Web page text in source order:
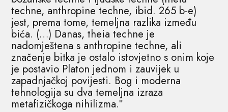
techne, anthropine techne, ibid. 265 b-e)
jest, prema tome, temeljna razlika između
bića. (…) Danas, theia techne je
nadomještena s anthropine techne, ali
značenje bitka je ostalo istovjetno s onim koje
je postavio Platon jednom i zauvijek u
zapadnjačkoj povijesti. Bog i moderna
tehnologija su dva temeljna izraza
metafizičkoga nihilizma.ʺ